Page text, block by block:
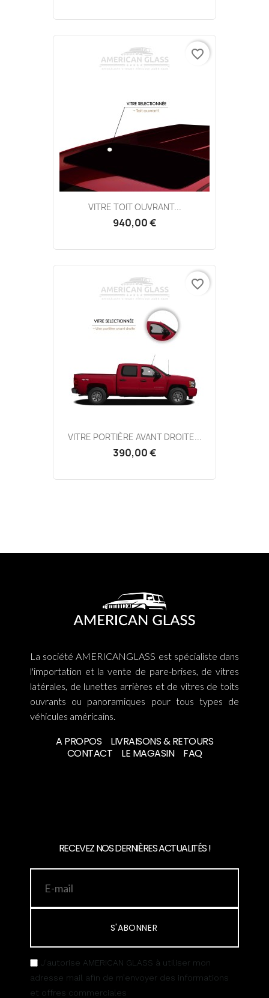
VITRE TOIT OUVRANT...
940,00 €
favorite_border
VITRE PORTIÈRE AVANT DROITE...
390,00 €
favorite_border
La société AMERICANGLASS est spécialiste dans
l'importation et la vente de pare-brises, de vitres
latérales, de lunettes arrières et de vitres de toits
ouvrants ou panoramiques pour tous types de
véhicules américains.
A PROPOS
LIVRAISONS & RETOURS
CONTACT
LE MAGASIN FAQ
RECEVEZ NOS DERNIÈRES ACTUALITÉS !
S'ABONNER
J’autorise AMERICAN GLASS à utiliser mon
adresse mail afin de m’envoyer des informations
et offres commerciales